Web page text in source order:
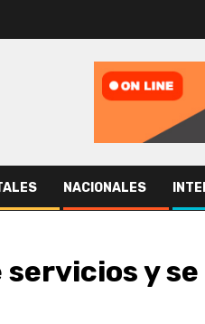
NACIONALES
y